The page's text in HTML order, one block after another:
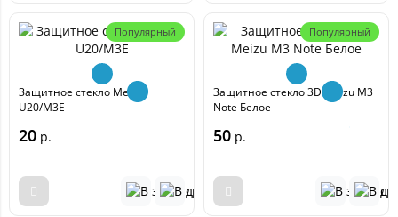
Популярный
Защитное стекло Meizu
U20/M3E
20 р.
Популярный
Защитное стекло 3D Meizu M3
Note Белое
50 р.